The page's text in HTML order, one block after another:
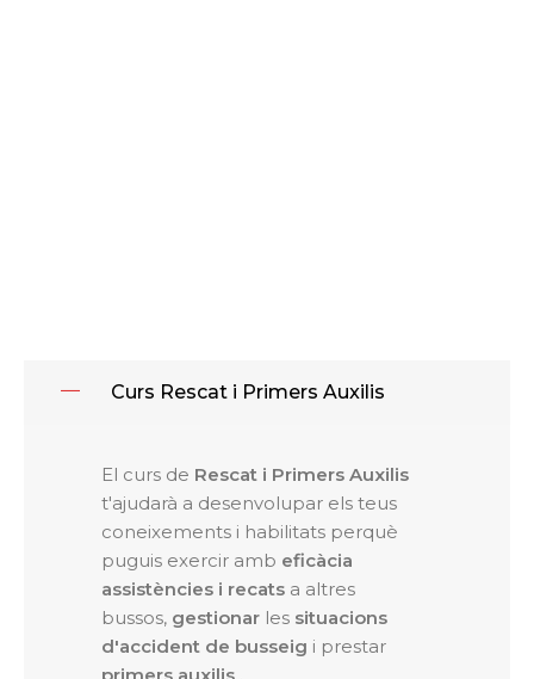
Curs Rescat i Primers Auxilis
El curs de Rescat i Primers Auxilis
t'ajudarà a desenvolupar els teus
coneixements i habilitats perquè
puguis exercir amb eficàcia
assistències i recats a altres
bussos, gestionar les situacions
d'accident de busseig i prestar